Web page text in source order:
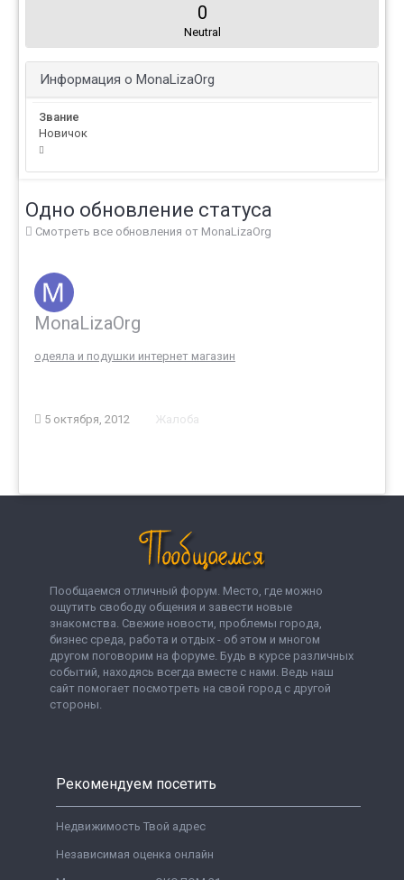
0
Neutral
Информация о MonaLizaOrg
Звание
Новичок
Одно обновление статуса
Смотреть все обновления от MonaLizaOrg
MonaLizaOrg
одеяла и подушки интернет магазин
5 октября, 2012 Жалоба
Пообщаемся отличный форум. Место, где можно
ощутить свободу общения и завести новые
знакомства. Свежие новости, проблемы города,
бизнес среда, работа и отдых - об этом и многом
другом поговорим на форуме. Будь в курсе различных
событий, находясь всегда вместе с нами. Ведь наш
сайт помогает посмотреть на свой город с другой
стороны.
Рекомендуем посетить
Недвижимость Твой адрес
Независимая оценка онлайн